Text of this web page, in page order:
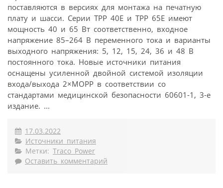
поставляются в версиях для монтажа на печатную
плату и шасси. Серии TPP 40E и TPP 65E имеют
мощность 40 и 65 Вт соответственно, входное
напряжение 85–264 В переменного тока и варианты
выходного напряжения: 5, 12, 15, 24, 36 и 48 В
постоянного тока. Новые источники питания
оснащены усиленной двойной системой изоляции
входа/выхода 2×MOPP в соответствии со
стандартами медицинской безопасности 60601-1, 3-е
издание. ...
17.03.2022
Источники питания
Метки: Traco Power
Оставить комментарий